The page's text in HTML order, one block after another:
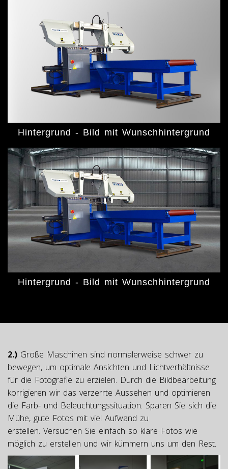
Hintergrund - Bild mit Wunschhintergrund
Hintergrund - Bild mit Wunschhintergrund
2.) Große Maschinen sind normalerweise schwer zu
bewegen, um optimale Ansichten und Lichtverhältnisse
für die Fotografie zu erzielen. Durch die Bildbearbeitung
korrigieren wir das verzerrte Aussehen und optimieren
die Farb- und Beleuchtungssituation. Sparen Sie sich die
Mühe, gute Fotos mit viel Aufwand zu
erstellen. Versuchen Sie einfach so klare Fotos wie
möglich zu erstellen und wir kümmern uns um den Rest.